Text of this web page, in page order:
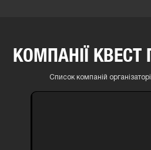
КОМПАНІЇ
Список компаній